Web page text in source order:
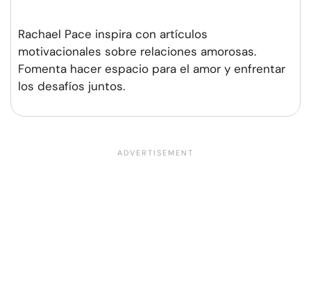
Rachael Pace inspira con artículos
motivacionales sobre relaciones amorosas.
Fomenta hacer espacio para el amor y enfrentar
los desafíos juntos.